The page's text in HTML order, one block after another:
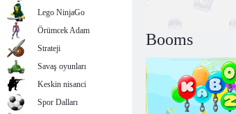
Booms
Lego NinjaGo
Örümcek Adam
Strateji
Savaş oyunları
Keskin nisanci
Spor Dalları